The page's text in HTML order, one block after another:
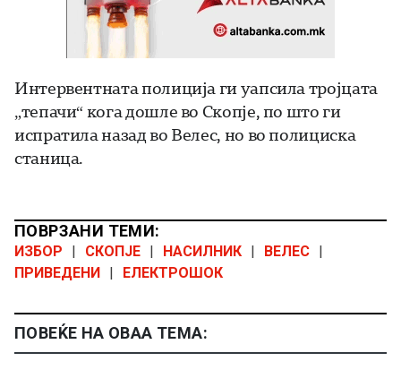
Интервентната полиција ги уапсила тројцата
„тепачи“ кога дошле во Скопје, по што ги
испратила назад во Велес, но во полициска
станица.
ПОВРЗАНИ ТЕМИ:
ИЗБОР | СКОПЈЕ | НАСИЛНИК | ВЕЛЕС |
ПРИВЕДЕНИ | ЕЛЕКТРОШОК
ПОВЕЌЕ НА ОВАА ТЕМА: